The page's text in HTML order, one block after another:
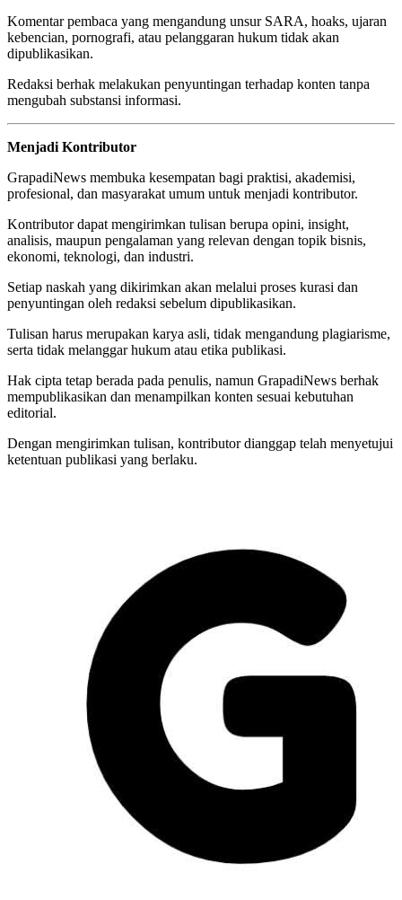
Komentar pembaca yang mengandung unsur SARA, hoaks, ujaran
kebencian, pornografi, atau pelanggaran hukum tidak akan
dipublikasikan.
Redaksi berhak melakukan penyuntingan terhadap konten tanpa
mengubah substansi informasi.
Menjadi Kontributor
GrapadiNews membuka kesempatan bagi praktisi, akademisi,
profesional, dan masyarakat umum untuk menjadi kontributor.
Kontributor dapat mengirimkan tulisan berupa opini, insight,
analisis, maupun pengalaman yang relevan dengan topik bisnis,
ekonomi, teknologi, dan industri.
Setiap naskah yang dikirimkan akan melalui proses kurasi dan
penyuntingan oleh redaksi sebelum dipublikasikan.
Tulisan harus merupakan karya asli, tidak mengandung plagiarisme,
serta tidak melanggar hukum atau etika publikasi.
Hak cipta tetap berada pada penulis, namun GrapadiNews berhak
mempublikasikan dan menampilkan konten sesuai kebutuhan
editorial.
Dengan mengirimkan tulisan, kontributor dianggap telah menyetujui
ketentuan publikasi yang berlaku.